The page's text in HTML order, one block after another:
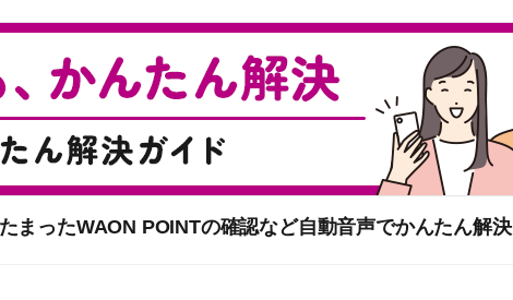
まったWAON POINTの確認など自動音声でかんたん解決